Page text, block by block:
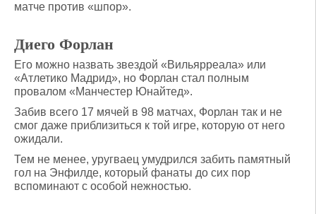
матче против «шпор».
Диего Форлан
Его можно назвать звездой «Вильярреала» или
«Атлетико Мадрид», но Форлан стал полным
провалом «Манчестер Юнайтед».
Забив всего 17 мячей в 98 матчах, Форлан так и не
смог даже приблизиться к той игре, которую от него
ожидали.
Тем не менее, уругваец умудрился забить памятный
гол на Энфилде, который фанаты до сих пор
вспоминают с особой нежностью.